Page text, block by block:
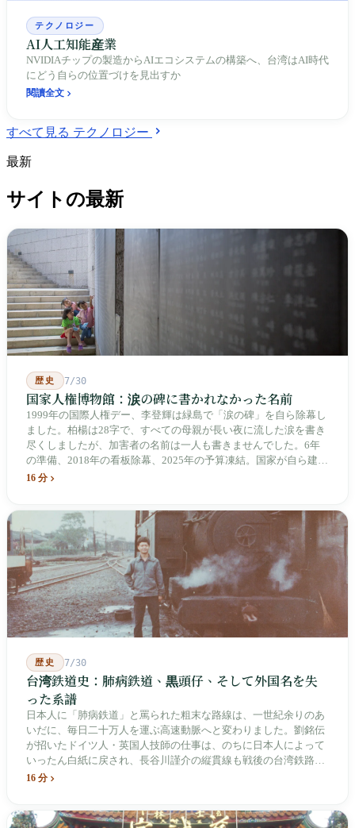
テクノロジー
AI人工知能産業
NVIDIAチップの製造からAIエコシステムの構築へ、台湾はAI時代
にどう自らの位置づけを見出すか
閱讀全文
すべて見る テクノロジー
最新
サイトの最新
歴史 7/30
国家人権博物館：涙の碑に書かれなかった名前
1999年の国際人権デー、李登輝は緑島で「涙の碑」を自ら除幕し
ました。柏楊は28字で、すべての母親が長い夜に流した涙を書き
尽くしましたが、加害者の名前は一人も書きませんでした。6年
の準備、2018年の看板除幕、2025年の予算凍結。国家が自ら建
て、自らが行ったことを記念する博物館です。しかし解厳から39
16 分
歴史 7/30
台湾鉄道史：肺病鉄道、黒頭仔、そして外国名を失
った系譜
日本人に「肺病鉄道」と罵られた粗末な路線は、一世紀余りのあ
いだに、毎日二十万人を運ぶ高速動脈へと変わりました。劉銘伝
が招いたドイツ人・英国人技師の仕事は、のちに日本人によって
いったん白紙に戻され、長谷川謹介の縦貫線も戦後の台湾鉄路に
よって改名・改番されました。どの世代も前の世代の記録を脚注
治スローガン、そしてようやくプユマ・タロコの世代になって、
16 分